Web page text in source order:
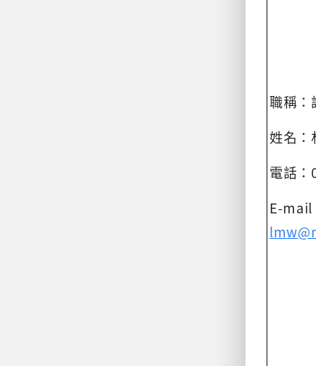
職稱：
姓名：
電話：
E-mail